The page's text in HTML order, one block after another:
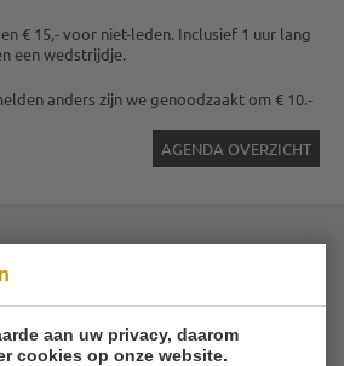
aan uw privacy, daarom
cookies op onze website.
€ 15,- voor niet-leden. Inclusief 1 uur lang
een wedstrijdje.
anders zijn we genoodzaakt om € 10.-
AGENDA OVERZICHT
Schinkelshoek
- 3132 KA Vlaardingen|
010 - 460 21 39